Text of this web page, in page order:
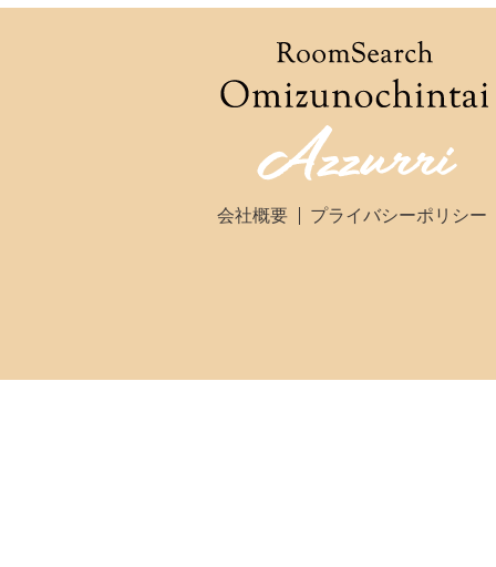
会社概要 プライバシーポリシー